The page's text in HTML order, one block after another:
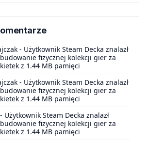
- Użytkownik Steam Decka znalazł
fizycznej kolekcji gier za
z 1.44 MB pamięci
- Użytkownik Steam Decka znalazł
fizycznej kolekcji gier za
z 1.44 MB pamięci
- Użytkownik Steam Decka znalazł
fizycznej kolekcji gier za
z 1.44 MB pamięci